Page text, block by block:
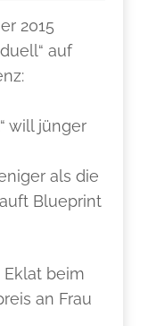
2015
auf
will jünger
als die
Blueprint
Eklat beim
an Frau